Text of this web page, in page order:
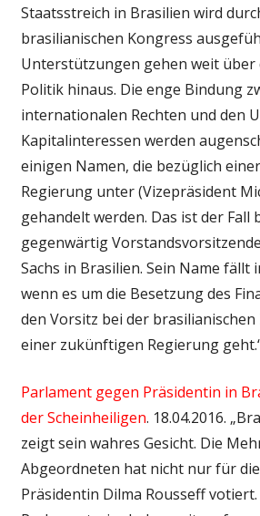
Staatsstreich in Brasilien wird
brasilianischen Kongress
Unterstützungen gehen weit über
Politik hinaus. Die enge Bindung
internationalen Rechten und den
Kapitalinteressen werden
einigen Namen, die bezüglich
Regierung unter (Vizepräsident
gehandelt werden. Das ist der Fall
gegenwärtig
Sachs in Brasilien. Sein Name fällt
wenn es um die Besetzung des
den Vorsitz bei der
einer zukünftigen Regierung
Parlament gegen Präsidentin in
der Scheinheiligen. 18.04.2016.
zeigt sein wahres Gesicht. Die
Abgeordneten hat nicht nur für
Präsidentin Dilma Rousseff votiert.